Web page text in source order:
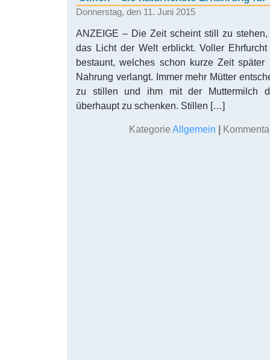
Donnerstag, den 11. Juni 2015
ANZEIGE – Die Zeit scheint still zu
das Licht der Welt erblickt. Voller
bestaunt, welches schon kurze Zeit später
Nahrung verlangt. Immer mehr Mütter
zu stillen und ihm mit der Muttermilch
überhaupt zu schenken. Stillen […]
Kategorie Allgemein |